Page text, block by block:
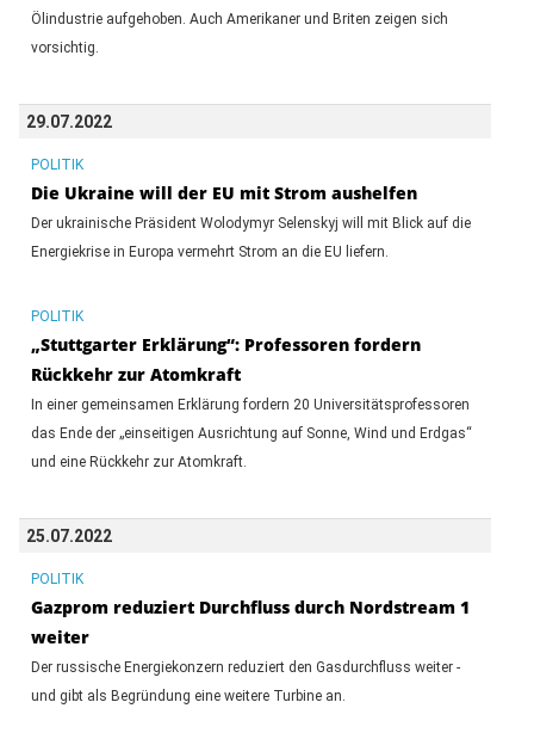
Ölindustrie aufgehoben. Auch Amerikaner und Briten zeigen sich
vorsichtig.
29.07.2022
POLITIK
Die Ukraine will der EU mit Strom aushelfen
Der ukrainische Präsident Wolodymyr Selenskyj will mit Blick auf die
Energiekrise in Europa vermehrt Strom an die EU liefern.
POLITIK
„Stuttgarter Erklärung“: Professoren fordern
Rückkehr zur Atomkraft
In einer gemeinsamen Erklärung fordern 20 Universitätsprofessoren
das Ende der „einseitigen Ausrichtung auf Sonne, Wind und Erdgas“
und eine Rückkehr zur Atomkraft.
25.07.2022
POLITIK
Gazprom reduziert Durchfluss durch Nordstream 1
weiter
Der russische Energiekonzern reduziert den Gasdurchfluss weiter -
und gibt als Begründung eine weitere Turbine an.